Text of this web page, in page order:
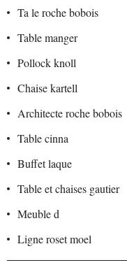
Ta le roche bobois
Table manger
Pollock knoll
Chaise kartell
Architecte roche bobois
Table cinna
Buffet laque
Table et chaises gautier
Meuble d
Ligne roset moel